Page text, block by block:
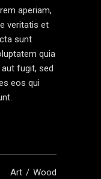
aperiam,
veritatis et
sunt
quia
fugit, sed
eos qui
Art Wood